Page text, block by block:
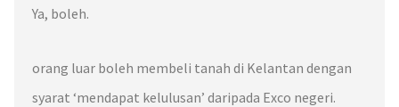
Ya, boleh.
orang luar boleh membeli tanah di Kelantan dengan
syarat ‘mendapat kelulusan’ daripada Exco negeri.